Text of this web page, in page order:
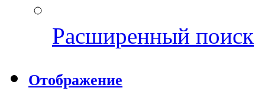
Расширенный поиск
Отображение